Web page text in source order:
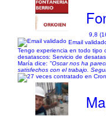
9,8
Email
Tengo experiencia en todo tipo
desatascos: Servicio de
María dice: "Oscar nos ha
satisfechos con el trabajo.